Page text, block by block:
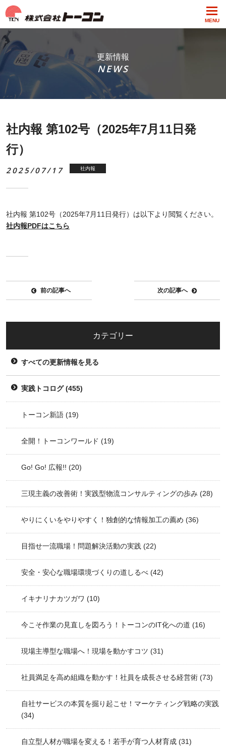
MENU
更新情報
NEWS
社内報 第102号（2025年7月11日発
行）
2025/07/17 社内報
社内報 第102号（2025年7月11日発行）は以下より閲覧ください。
社内報PDFはこちら
前の記事へ 次の記事へ
カテゴリー
すべての更新情報を見る
実践トコログ(455)
トーコン新語 (19)
全開！トーコンワールド (19)
Go! Go! 広報!! (20)
三現主義の改善術！実践型物流コンサルティングの歩み (28)
やりにくいをやりやすく！独創的な情報加工の薦め (36)
目指せ一流職場！問題解決活動の実践 (22)
安全・安心な職場環境づくりの道しるべ (42)
イキナリナカツガワ (10)
今こそ作業の見直しを図ろう！トーコンのIT化への道 (16)
現場主導型な職場へ！現場を動かすコツ (31)
社員満足を高め組織を動かす！社員を成長させる経営術 (73)
自社サービスの本質を掘り起こせ！マーケティング戦略の実践
(34)
自立型人材が職場を変える！若手が育つ人材育成 (31)